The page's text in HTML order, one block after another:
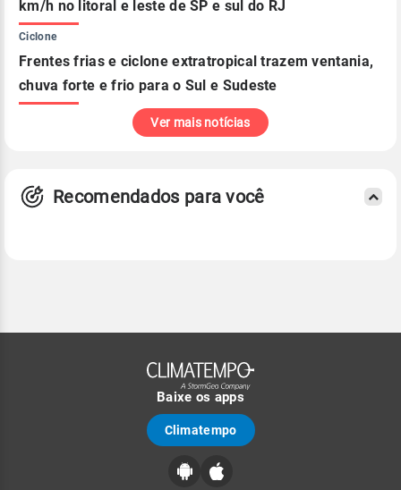
km/h no litoral e leste de SP e sul do RJ
Ciclone
Frentes frias e ciclone extratropical trazem ventania,
chuva forte e frio para o Sul e Sudeste
Ver mais notícias
Recomendados para você
Baixe os apps
Climatempo